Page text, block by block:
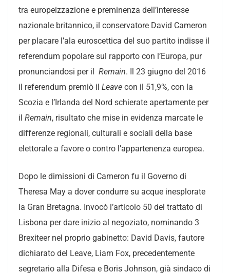
tra europeizzazione e preminenza dell’interesse
nazionale britannico, il conservatore David Cameron
per placare l’ala euroscettica del suo partito indisse il
referendum popolare sul rapporto con l’Europa, pur
pronunciandosi per il Remain. Il 23 giugno del 2016
il referendum premiò il Leave con il 51,9%, con la
Scozia e l’Irlanda del Nord schierate apertamente per
il Remain, risultato che mise in evidenza marcate le
differenze regionali, culturali e sociali della base
elettorale a favore o contro l’appartenenza europea.
Dopo le dimissioni di Cameron fu il Governo di
Theresa May a dover condurre su acque inesplorate
la Gran Bretagna. Invocò l’articolo 50 del trattato di
Lisbona per dare inizio al negoziato, nominando 3
Brexiteer nel proprio gabinetto: David Davis, fautore
dichiarato del Leave, Liam Fox, precedentemente
segretario alla Difesa e Boris Johnson, già sindaco di